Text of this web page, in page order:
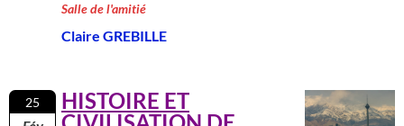
Salle de l'amitié
Claire GREBILLE
25
HISTOIRE ET